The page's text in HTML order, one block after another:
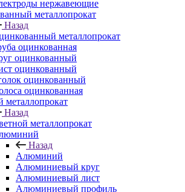
нержавеющие
металлопрокат
Назад
металлопрокат
оцинкованная
оцинкованный
оцинкованный
оцинкованный
оцинкованная
металлопрокат
Назад
металлопрокат
Назад
Алюминий
Алюминиевый круг
Алюминиевый лист
Алюминиевый профиль